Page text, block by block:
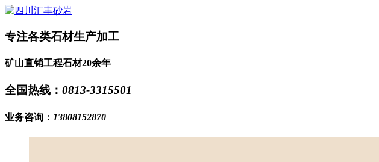
专注各类石材生产加工
矿山直销工程石材20余年
全国热线： 0813-3315501
业务咨询： 13808152870